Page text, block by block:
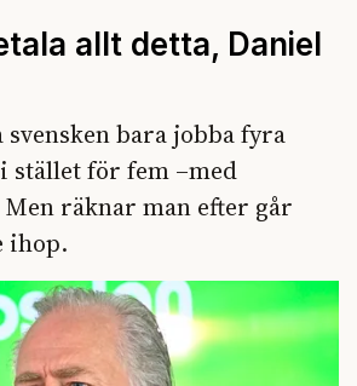
allt detta, Daniel
bara jobba fyra
stället för fem –med
räknar man efter går
ihop.